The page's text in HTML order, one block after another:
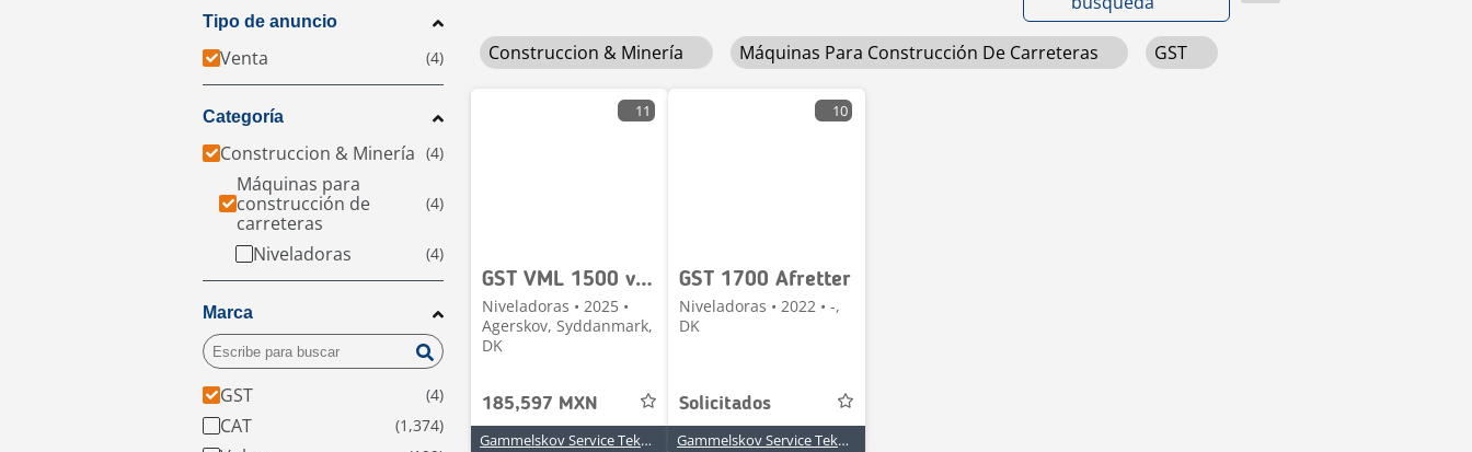
Tipo de anuncio
Venta
Categoría
Construccion & Minería
Máquinas para
construcción de
carreteras
Niveladoras
Marca
GST
CAT
Construccion & Minería Máquinas Para Construcción De Carreteras GST
11
GST VML 1500 vejhøvl minilæsser
Niveladoras • 2025 •
Agerskov, Syddanmark,
DK
185,597 MXN
Gammelskov Service Teknik ApS
10
GST 1700 Afretter
Niveladoras • 2022 • -,
DK
Solicitados
Gammelskov Service Teknik ApS